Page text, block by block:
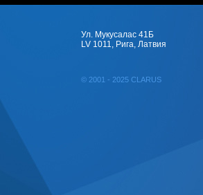
Ул. Мукусалас 41Б
LV 1011, Рига, Латвия
© 2001 - 2025 CLARUS